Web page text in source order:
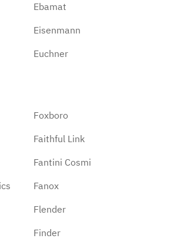
Ebamat
Eisenmann
Euchner
Foxboro
Faithful Link
Fantini Cosmi
Fanox
Flender
Finder